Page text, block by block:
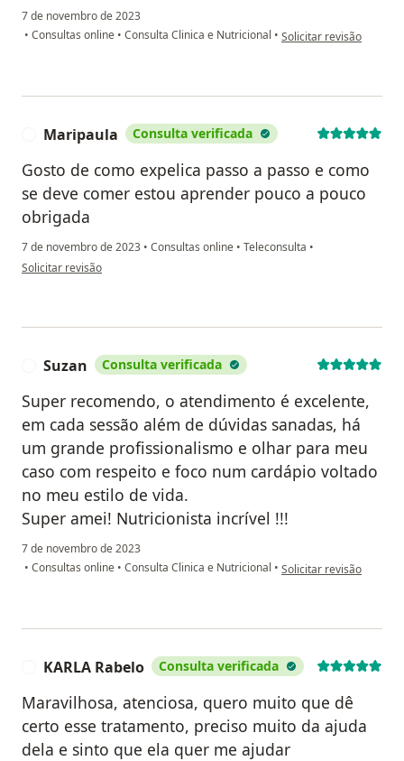
7 de novembro de 2023
• Consultas online • Consulta Clinica e Nutricional • na opinião do utilizador
Solicitar revisão
Maripaula Consulta verificada
Gosto de como expelica passo a passo e como
se deve comer estou aprender pouco a pouco
obrigada
7 de novembro de 2023 • Consultas online • Teleconsulta •
na opinião do utilizador Maripaula
Solicitar revisão
Suzan Consulta verificada
Super recomendo, o atendimento é excelente,
em cada sessão além de dúvidas sanadas, há
um grande profissionalismo e olhar para meu
caso com respeito e foco num cardápio voltado
no meu estilo de vida.
Super amei! Nutricionista incrível !!!
7 de novembro de 2023
• Consultas online • Consulta Clinica e Nutricional • na opinião do utilizador
Solicitar revisão
KARLA Rabelo Consulta verificada
Maravilhosa, atenciosa, quero muito que dê
certo esse tratamento, preciso muito da ajuda
dela e sinto que ela quer me ajudar